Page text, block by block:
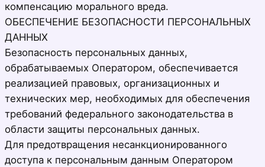
компенсацию морального вреда.
ОБЕСПЕЧЕНИЕ БЕЗОПАСНОСТИ ПЕРСОНАЛЬНЫХ
ДАННЫХ
Безопасность персональных данных,
обрабатываемых Оператором, обеспечивается
реализацией правовых, организационных и
технических мер, необходимых для обеспечения
требований федерального законодательства в
области защиты персональных данных.
Для предотвращения несанкционированного
доступа к персональным данным Оператором